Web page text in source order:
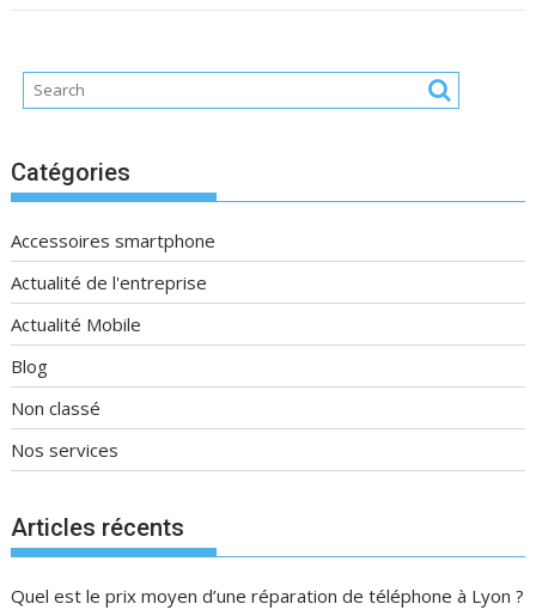
Catégories
Accessoires smartphone
Actualité de l'entreprise
Actualité Mobile
Blog
Non classé
Nos services
Articles récents
Quel est le prix moyen d’une réparation de téléphone à Lyon ?